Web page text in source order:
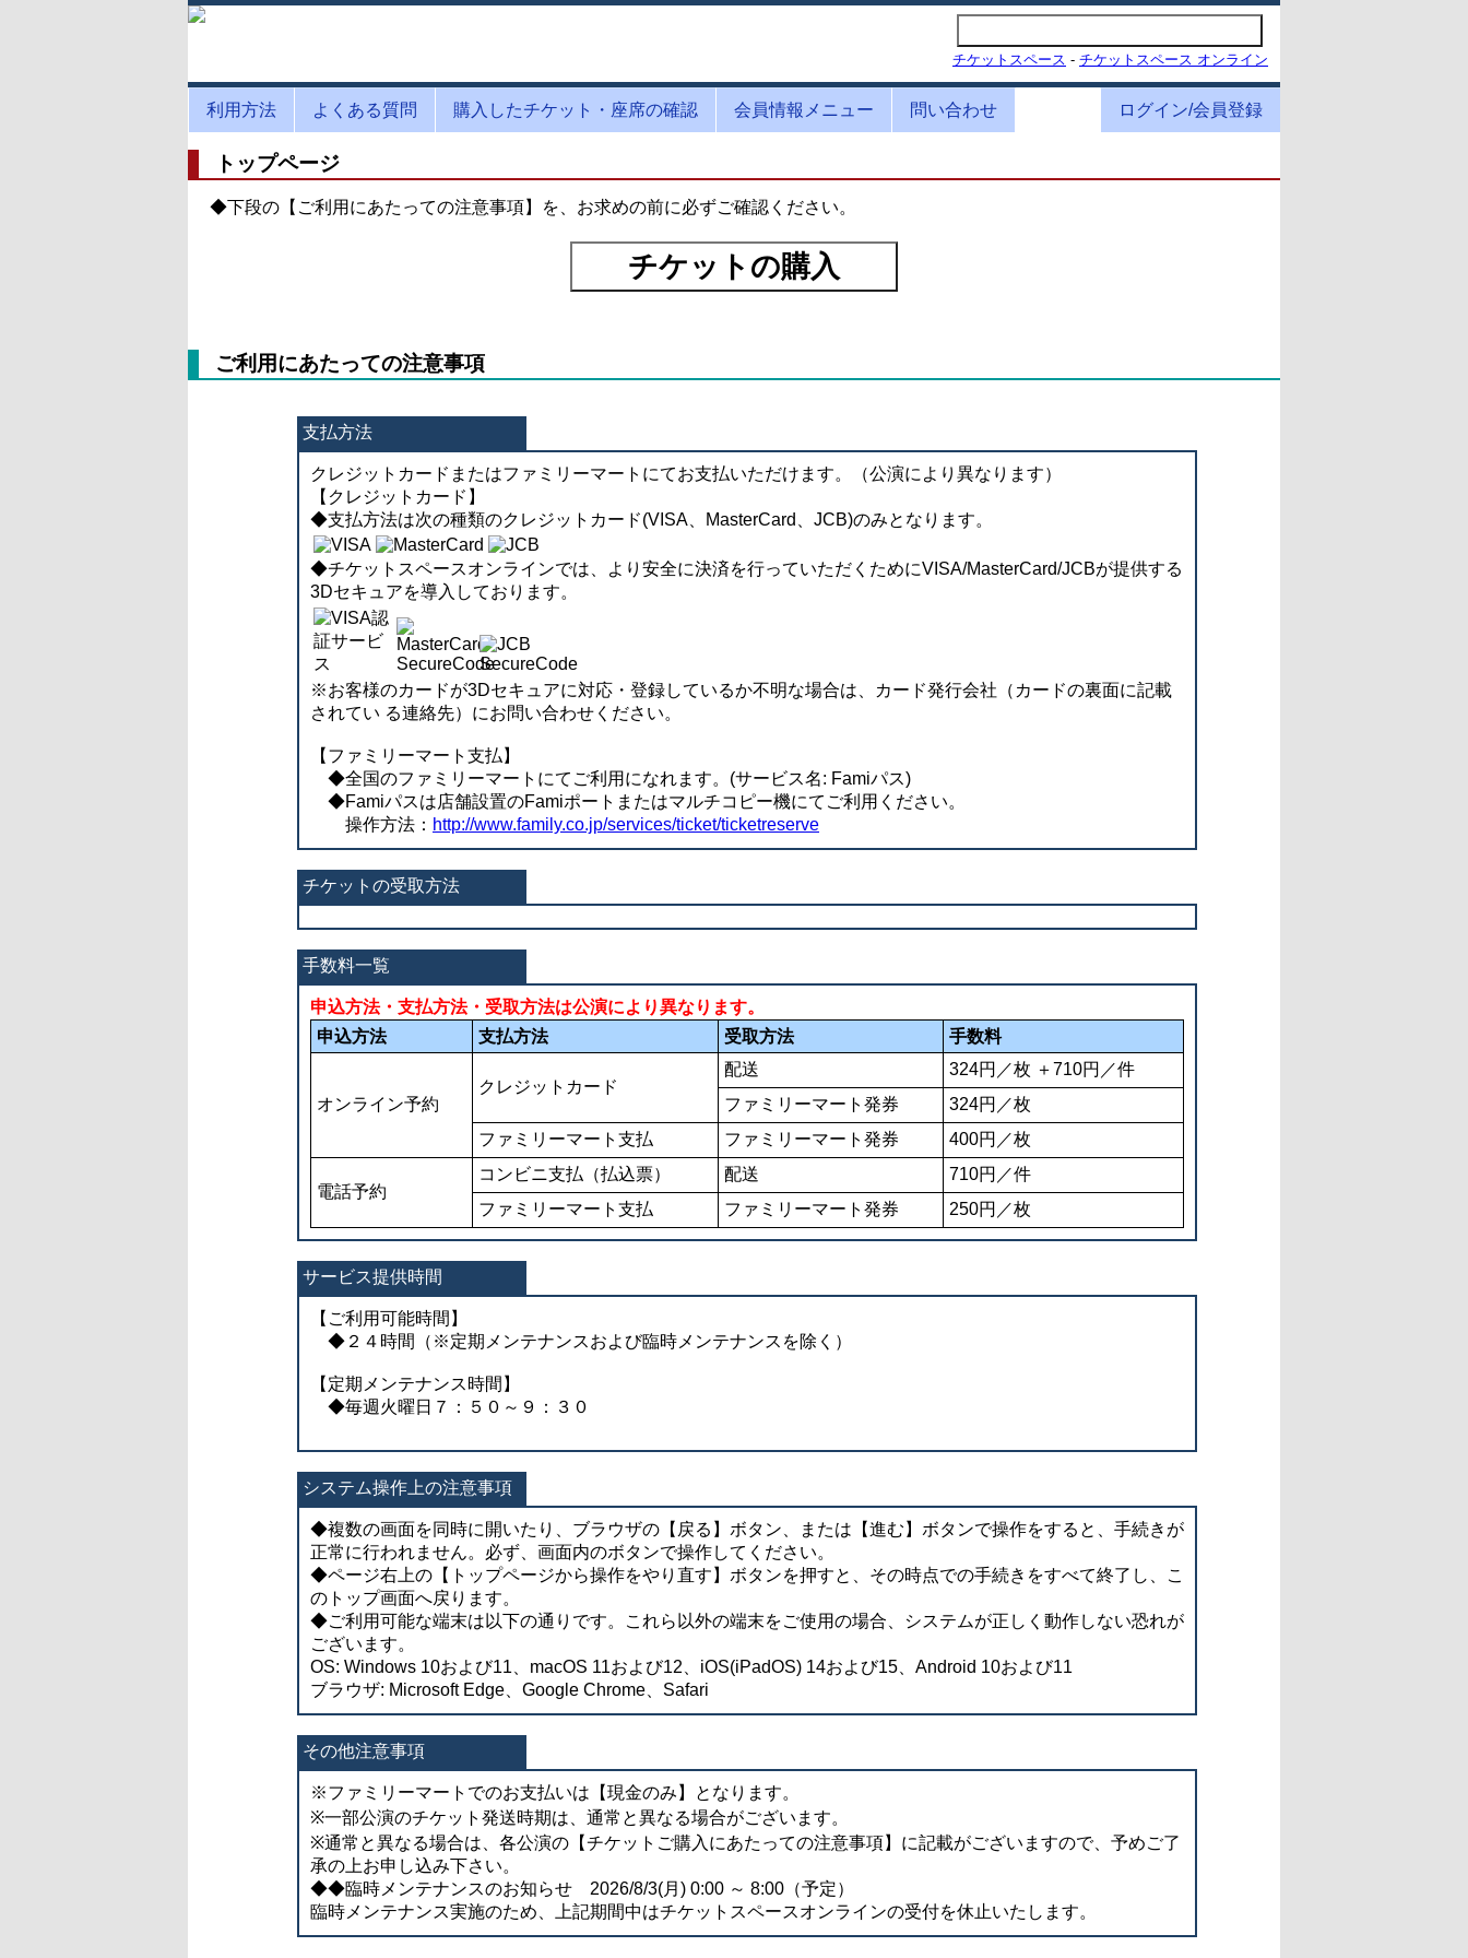
チケットスペース - チケットスペース オンライン
利用方法 よくある質問 購入したチケット・座席の確認 会員情報メニュー 問い合わせ ログイン/会員登録
トップページ
◆下段の【ご利用にあたっての注意事項】を、お求めの前に必ずご確認ください。
ご利用にあたっての注意事項
支払方法
クレジットカードまたはファミリーマートにてお支払いただけます。（公演により異なります）
【クレジットカード】
◆支払方法は次の種類のクレジットカード(VISA、MasterCard、JCB)のみとなります。
◆チケットスペースオンラインでは、より安全に決済を行っていただくためにVISA/MasterCard/JCBが提供する
3Dセキュアを導入しております。
※お客様のカードが3Dセキュアに対応・登録しているか不明な場合は、カード発行会社（カードの裏面に記載
されてい る連絡先）にお問い合わせください。
【ファミリーマート支払】
◆全国のファミリーマートにてご利用になれます。(サービス名: Famiパス)
◆Famiパスは店舗設置のFamiポートまたはマルチコピー機にてご利用ください。
操作方法： http://www.family.co.jp/services/ticket/ticketreserve
チケットの受取方法
手数料一覧
申込方法・支払方法・受取方法は公演により異なります。
申込方法
支払方法 受取方法 手数料
オンライン予約
クレジットカード
配送
324円／枚 ＋710円／件
ファミリーマート発券
324円／枚
ファミリーマート支払
ファミリーマート発券 400円／枚
電話予約
コンビニ支払（払込票） 配送
710円／件
ファミリーマート支払
ファミリーマート発券 250円／枚
サービス提供時間
【ご利用可能時間】
◆２４時間（※定期メンテナンスおよび臨時メンテナンスを除く）
【定期メンテナンス時間】
◆毎週火曜日７：５０～９：３０
システム操作上の注意事項
◆複数の画面を同時に開いたり、ブラウザの【戻る】ボタン、または【進む】ボタンで操作をすると、手続きが
正常に行われません。必ず、画面内のボタンで操作してください。
◆ページ右上の【トップページから操作をやり直す】ボタンを押すと、その時点での手続きをすべて終了し、こ
のトップ画面へ戻ります。
◆ご利用可能な端末は以下の通りです。これら以外の端末をご使用の場合、システムが正しく動作しない恐れが
ございます。
OS: Windows 10および11、macOS 11および12、iOS(iPadOS) 14および15、Android 10および11
ブラウザ: Microsoft Edge、Google Chrome、Safari
その他注意事項
※ファミリーマートでのお支払いは【現金のみ】となります。
※一部公演のチケット発送時期は、通常と異なる場合がございます。
※通常と異なる場合は、各公演の【チケットご購入にあたっての注意事項】に記載がございますので、予めご了
承の上お申し込み下さい。
◆◆臨時メンテナンスのお知らせ 2026/8/3(月) 0:00 ～ 8:00（予定）
臨時メンテナンス実施のため、上記期間中はチケットスペースオンラインの受付を休止いたします。